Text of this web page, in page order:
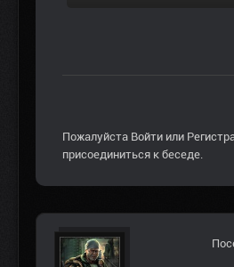
Пожалуйста Войти или
присоединиться к беседе.